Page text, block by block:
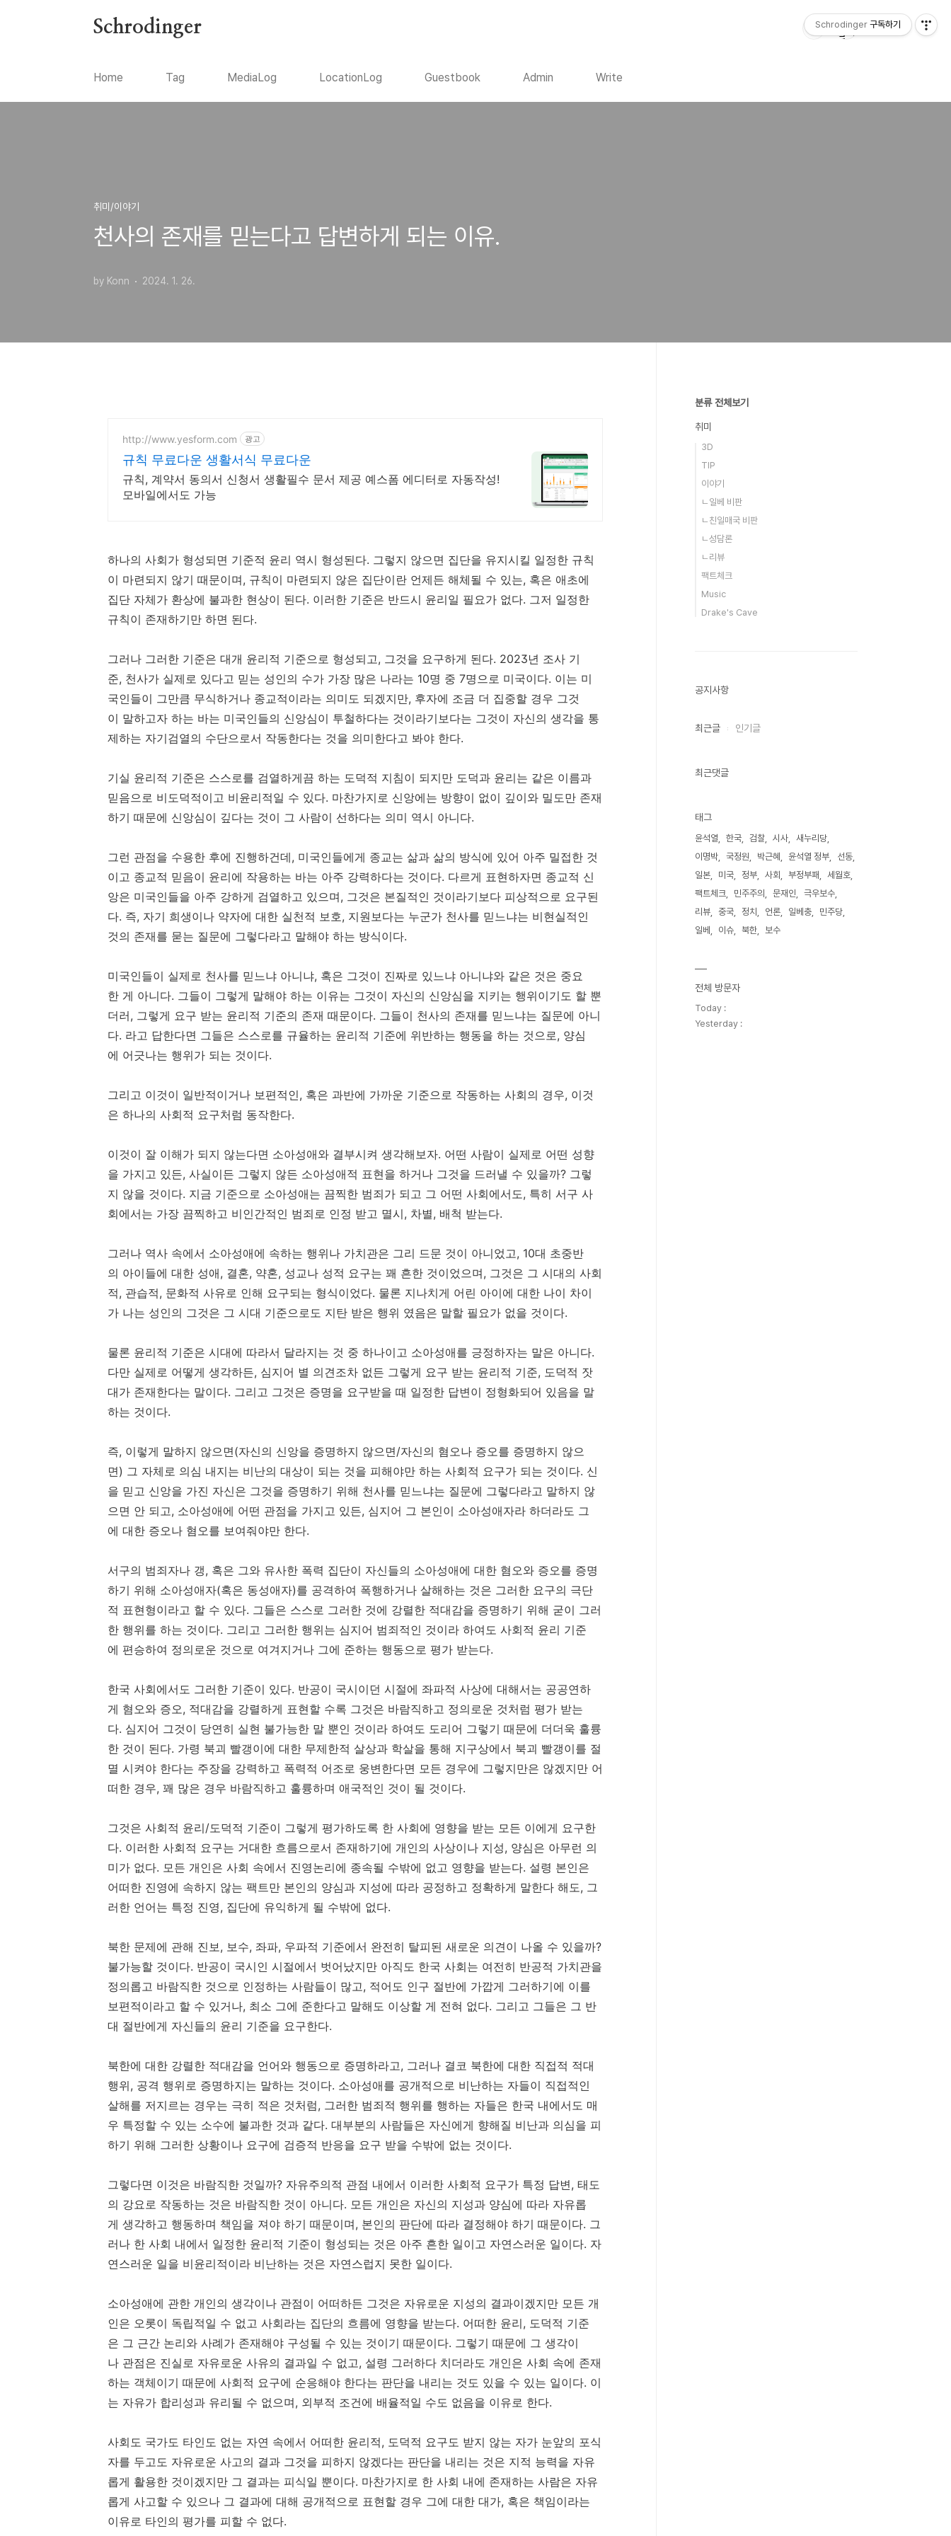
Schrodinger
Home Tag MediaLog LocationLog Guestbook Admin Write
취미/이야기
천사의 존재를 믿는다고 답변하게 되는 이유.
by Konn 2024. 1. 26.
http://www.yesform.com 광고
규칙 무료다운 생활서식 무료다운
규칙, 계약서 동의서 신청서 생활필수 문서 제공 예스폼 에디터로 자동작성!
모바일에서도 가능
하나의 사회가 형성되면 기준적 윤리 역시 형성된다. 그렇지 않으면 집단을 유지시킬 일정한 규칙
이 마련되지 않기 때문이며, 규칙이 마련되지 않은 집단이란 언제든 해체될 수 있는, 혹은 애초에
집단 자체가 환상에 불과한 현상이 된다. 이러한 기준은 반드시 윤리일 필요가 없다. 그저 일정한
규칙이 존재하기만 하면 된다.
그러나 그러한 기준은 대개 윤리적 기준으로 형성되고, 그것을 요구하게 된다. 2023년 조사 기
준, 천사가 실제로 있다고 믿는 성인의 수가 가장 많은 나라는 10명 중 7명으로 미국이다. 이는 미
국인들이 그만큼 무식하거나 종교적이라는 의미도 되겠지만, 후자에 조금 더 집중할 경우 그것
이 말하고자 하는 바는 미국인들의 신앙심이 투철하다는 것이라기보다는 그것이 자신의 생각을 통
제하는 자기검열의 수단으로서 작동한다는 것을 의미한다고 봐야 한다.
기실 윤리적 기준은 스스로를 검열하게끔 하는 도덕적 지침이 되지만 도덕과 윤리는 같은 이름과
믿음으로 비도덕적이고 비윤리적일 수 있다. 마찬가지로 신앙에는 방향이 없이 깊이와 밀도만 존재
하기 때문에 신앙심이 깊다는 것이 그 사람이 선하다는 의미 역시 아니다.
그런 관점을 수용한 후에 진행하건데, 미국인들에게 종교는 삶과 삶의 방식에 있어 아주 밀접한 것
이고 종교적 믿음이 윤리에 작용하는 바는 아주 강력하다는 것이다. 다르게 표현하자면 종교적 신
앙은 미국인들을 아주 강하게 검열하고 있으며, 그것은 본질적인 것이라기보다 피상적으로 요구된
다. 즉, 자기 희생이나 약자에 대한 실천적 보호, 지원보다는 누군가 천사를 믿느냐는 비현실적인
것의 존재를 묻는 질문에 그렇다라고 말해야 하는 방식이다.
미국인들이 실제로 천사를 믿느냐 아니냐, 혹은 그것이 진짜로 있느냐 아니냐와 같은 것은 중요
한 게 아니다. 그들이 그렇게 말해야 하는 이유는 그것이 자신의 신앙심을 지키는 행위이기도 할 뿐
더러, 그렇게 요구 받는 윤리적 기준의 존재 때문이다. 그들이 천사의 존재를 믿느냐는 질문에 아니
다. 라고 답한다면 그들은 스스로를 규율하는 윤리적 기준에 위반하는 행동을 하는 것으로, 양심
에 어긋나는 행위가 되는 것이다.
그리고 이것이 일반적이거나 보편적인, 혹은 과반에 가까운 기준으로 작동하는 사회의 경우, 이것
은 하나의 사회적 요구처럼 동작한다.
이것이 잘 이해가 되지 않는다면 소아성애와 결부시켜 생각해보자. 어떤 사람이 실제로 어떤 성향
을 가지고 있든, 사실이든 그렇지 않든 소아성애적 표현을 하거나 그것을 드러낼 수 있을까? 그렇
지 않을 것이다. 지금 기준으로 소아성애는 끔찍한 범죄가 되고 그 어떤 사회에서도, 특히 서구 사
회에서는 가장 끔찍하고 비인간적인 범죄로 인정 받고 멸시, 차별, 배척 받는다.
그러나 역사 속에서 소아성애에 속하는 행위나 가치관은 그리 드문 것이 아니었고, 10대 초중반
의 아이들에 대한 성애, 결혼, 약혼, 성교나 성적 요구는 꽤 흔한 것이었으며, 그것은 그 시대의 사회
적, 관습적, 문화적 사유로 인해 요구되는 형식이었다. 물론 지나치게 어린 아이에 대한 나이 차이
가 나는 성인의 그것은 그 시대 기준으로도 지탄 받은 행위 였음은 말할 필요가 없을 것이다.
물론 윤리적 기준은 시대에 따라서 달라지는 것 중 하나이고 소아성애를 긍정하자는 말은 아니다.
다만 실제로 어떻게 생각하든, 심지어 별 의견조차 없든 그렇게 요구 받는 윤리적 기준, 도덕적 잣
대가 존재한다는 말이다. 그리고 그것은 증명을 요구받을 때 일정한 답변이 정형화되어 있음을 말
하는 것이다.
즉, 이렇게 말하지 않으면(자신의 신앙을 증명하지 않으면/자신의 혐오나 증오를 증명하지 않으
면) 그 자체로 의심 내지는 비난의 대상이 되는 것을 피해야만 하는 사회적 요구가 되는 것이다. 신
을 믿고 신앙을 가진 자신은 그것을 증명하기 위해 천사를 믿느냐는 질문에 그렇다라고 말하지 않
으면 안 되고, 소아성애에 어떤 관점을 가지고 있든, 심지어 그 본인이 소아성애자라 하더라도 그
에 대한 증오나 혐오를 보여줘야만 한다.
서구의 범죄자나 갱, 혹은 그와 유사한 폭력 집단이 자신들의 소아성애에 대한 혐오와 증오를 증명
하기 위해 소아성애자(혹은 동성애자)를 공격하여 폭행하거나 살해하는 것은 그러한 요구의 극단
적 표현형이라고 할 수 있다. 그들은 스스로 그러한 것에 강렬한 적대감을 증명하기 위해 굳이 그러
한 행위를 하는 것이다. 그리고 그러한 행위는 심지어 범죄적인 것이라 하여도 사회적 윤리 기준
에 편승하여 정의로운 것으로 여겨지거나 그에 준하는 행동으로 평가 받는다.
한국 사회에서도 그러한 기준이 있다. 반공이 국시이던 시절에 좌파적 사상에 대해서는 공공연하
게 혐오와 증오, 적대감을 강렬하게 표현할 수록 그것은 바람직하고 정의로운 것처럼 평가 받는
다. 심지어 그것이 당연히 실현 불가능한 말 뿐인 것이라 하여도 도리어 그렇기 때문에 더더욱 훌륭
한 것이 된다. 가령 북괴 빨갱이에 대한 무제한적 살상과 학살을 통해 지구상에서 북괴 빨갱이를 절
멸 시켜야 한다는 주장을 강력하고 폭력적 어조로 웅변한다면 모든 경우에 그렇지만은 않겠지만 어
떠한 경우, 꽤 많은 경우 바람직하고 훌륭하며 애국적인 것이 될 것이다.
그것은 사회적 윤리/도덕적 기준이 그렇게 평가하도록 한 사회에 영향을 받는 모든 이에게 요구한
다. 이러한 사회적 요구는 거대한 흐름으로서 존재하기에 개인의 사상이나 지성, 양심은 아무런 의
미가 없다. 모든 개인은 사회 속에서 진영논리에 종속될 수밖에 없고 영향을 받는다. 설령 본인은
어떠한 진영에 속하지 않는 팩트만 본인의 양심과 지성에 따라 공정하고 정확하게 말한다 해도, 그
러한 언어는 특정 진영, 집단에 유익하게 될 수밖에 없다.
북한 문제에 관해 진보, 보수, 좌파, 우파적 기준에서 완전히 탈피된 새로운 의견이 나올 수 있을까?
불가능할 것이다. 반공이 국시인 시절에서 벗어났지만 아직도 한국 사회는 여전히 반공적 가치관을
정의롭고 바람직한 것으로 인정하는 사람들이 많고, 적어도 인구 절반에 가깝게 그러하기에 이를
보편적이라고 할 수 있거나, 최소 그에 준한다고 말해도 이상할 게 전혀 없다. 그리고 그들은 그 반
대 절반에게 자신들의 윤리 기준을 요구한다.
북한에 대한 강렬한 적대감을 언어와 행동으로 증명하라고, 그러나 결코 북한에 대한 직접적 적대
행위, 공격 행위로 증명하지는 말하는 것이다. 소아성애를 공개적으로 비난하는 자들이 직접적인
살해를 저지르는 경우는 극히 적은 것처럼, 그러한 범죄적 행위를 행하는 자들은 한국 내에서도 매
우 특정할 수 있는 소수에 불과한 것과 같다. 대부분의 사람들은 자신에게 향해질 비난과 의심을 피
하기 위해 그러한 상황이나 요구에 검증적 반응을 요구 받을 수밖에 없는 것이다.
그렇다면 이것은 바람직한 것일까? 자유주의적 관점 내에서 이러한 사회적 요구가 특정 답변, 태도
의 강요로 작동하는 것은 바람직한 것이 아니다. 모든 개인은 자신의 지성과 양심에 따라 자유롭
게 생각하고 행동하며 책임을 져야 하기 때문이며, 본인의 판단에 따라 결정해야 하기 때문이다. 그
러나 한 사회 내에서 일정한 윤리적 기준이 형성되는 것은 아주 흔한 일이고 자연스러운 일이다. 자
연스러운 일을 비윤리적이라 비난하는 것은 자연스럽지 못한 일이다.
소아성애에 관한 개인의 생각이나 관점이 어떠하든 그것은 자유로운 지성의 결과이겠지만 모든 개
인은 오롯이 독립적일 수 없고 사회라는 집단의 흐름에 영향을 받는다. 어떠한 윤리, 도덕적 기준
은 그 근간 논리와 사례가 존재해야 구성될 수 있는 것이기 때문이다. 그렇기 때문에 그 생각이
나 관점은 진실로 자유로운 사유의 결과일 수 없고, 설령 그러하다 치더라도 개인은 사회 속에 존재
하는 객체이기 때문에 사회적 요구에 순응해야 한다는 판단을 내리는 것도 있을 수 있는 일이다. 이
는 자유가 합리성과 유리될 수 없으며, 외부적 조건에 배율적일 수도 없음을 이유로 한다.
사회도 국가도 타인도 없는 자연 속에서 어떠한 윤리적, 도덕적 요구도 받지 않는 자가 눈앞의 포식
자를 두고도 자유로운 사고의 결과 그것을 피하지 않겠다는 판단을 내리는 것은 지적 능력을 자유
롭게 활용한 것이겠지만 그 결과는 피식일 뿐이다. 마찬가지로 한 사회 내에 존재하는 사람은 자유
롭게 사고할 수 있으나 그 결과에 대해 공개적으로 표현할 경우 그에 대한 대가, 혹은 책임이라는
이유로 타인의 평가를 피할 수 없다.
분류 전체보기
취미
3D
TIP
이야기
ㄴ일베 비판
ㄴ친일매국 비판
ㄴ성담론
ㄴ리뷰
팩트체크
Music
Drake's Cave
공지사항
최근글 인기글
최근댓글
태그
윤석열 한국 검찰 시사
새누리당
이명박
국정원 박근혜 윤석열 정부
선동
일본
미국 정부 사회 부정부패
세월호
팩트체크
민주주의 문재인
극우보수
리뷰
중국 정치 언론 일베충
민주당
일베
이슈 북한 보수
전체 방문자
Today :
Yesterday :
Schrodinger 구독하기